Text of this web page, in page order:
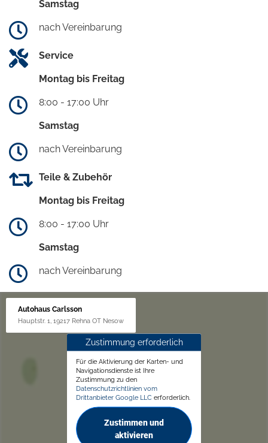
Samstag
nach Vereinbarung
Service
Montag bis Freitag
8:00 - 17:00 Uhr
Samstag
nach Vereinbarung
Teile & Zubehör
Montag bis Freitag
8:00 - 17:00 Uhr
Samstag
nach Vereinbarung
Autohaus Carlsson
Hauptstr. 1, 19217 Rehna OT Nesow
Zustimmung erforderlich
Für die Aktivierung der Karten- und
Navigationsdienste ist Ihre
Zustimmung zu den
Datenschutzrichtlinien vom
Drittanbieter Google LLC erforderlich.
Zustimmen und
aktivieren